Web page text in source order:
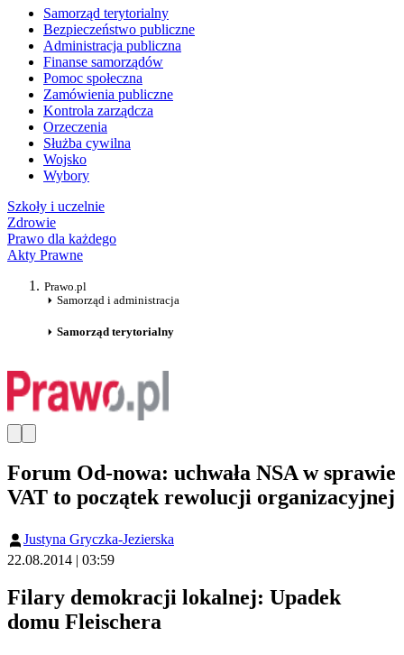
Samorząd terytorialny
Bezpieczeństwo publiczne
Administracja publiczna
Finanse samorządów
Pomoc społeczna
Zamówienia publiczne
Kontrola zarządcza
Orzeczenia
Służba cywilna
Wojsko
Wybory
Szkoły i uczelnie
Zdrowie
Prawo dla każdego
Akty Prawne
Prawo.pl
Samorząd i administracja
Samorząd terytorialny
Forum Od-nowa: uchwała NSA w sprawie
VAT to początek rewolucji organizacyjnej
Justyna Gryczka-Jezierska
22.08.2014 | 03:59
Filary demokracji lokalnej: Upadek
domu Fleischera